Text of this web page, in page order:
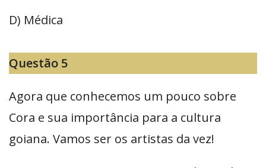
D) Médica
Questão 5
Agora que conhecemos um pouco sobre
Cora e sua importância para a cultura
goiana. Vamos ser os artistas da vez!